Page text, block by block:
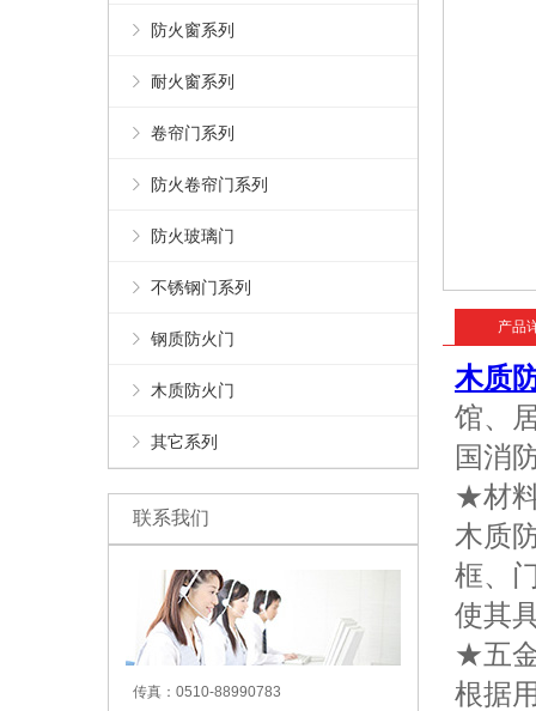
防火窗系列
耐火窗系列
卷帘门系列
防火卷帘门系列
防火玻璃门
不锈钢门系列
钢质防火门
木质防火门
其它系列
联系我们
传真：0510-88990783
产品
木质
馆、
国消
★材
木质
框、
使其
★五
根据